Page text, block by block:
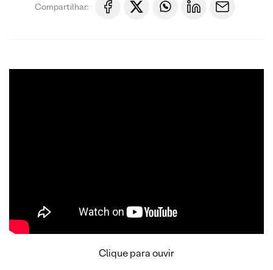
Compartilhar:
Clique para ouvir